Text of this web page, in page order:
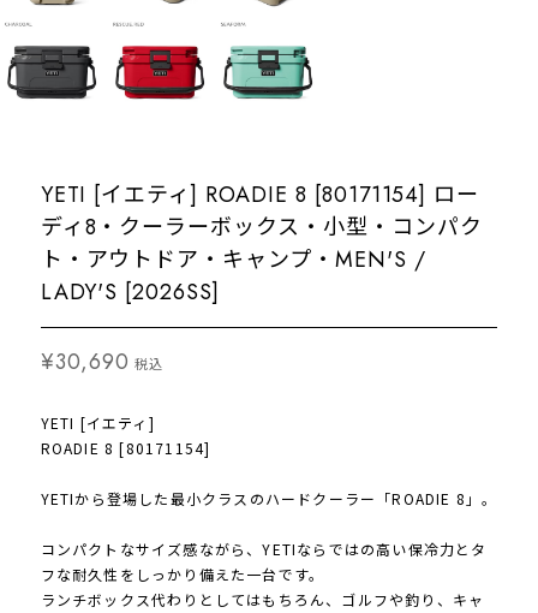
YETI [イエティ] ROADIE 8 [80171154] ロー
ディ8・クーラーボックス・小型・コンパク
ト・アウトドア・キャンプ・MEN'S /
LADY'S [2026SS]
¥30,690 税込
YETI [イエティ]
ROADIE 8 [80171154]
YETIから登場した最小クラスのハードクーラー「ROADIE 8」。
コンパクトなサイズ感ながら、YETIならではの高い保冷力とタ
フな耐久性をしっかり備えた一台です。
ランチボックス代わりとしてはもちろん、ゴルフや釣り、キャ